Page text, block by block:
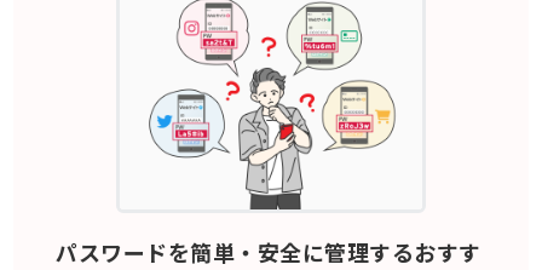
パスワードを簡単・安全に管理するおすす